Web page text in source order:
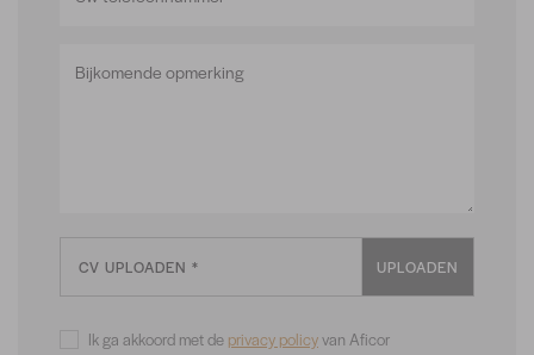
Ik ga akkoord met de privacy policyvan Aficor